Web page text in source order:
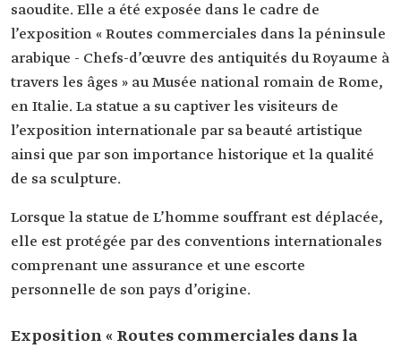
saoudite. Elle a été exposée dans le cadre de
l’exposition « Routes commerciales dans la péninsule
arabique - Chefs-d’œuvre des antiquités du Royaume à
travers les âges » au Musée national romain de Rome,
en Italie. La statue a su captiver les visiteurs de
l’exposition internationale par sa beauté artistique
ainsi que par son importance historique et la qualité
de sa sculpture.
Lorsque la statue de L’homme souffrant est déplacée,
elle est protégée par des conventions internationales
comprenant une assurance et une escorte
personnelle de son pays d’origine.
Exposition « Routes commerciales dans la